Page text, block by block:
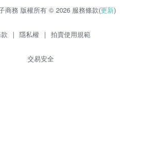
商務 版權所有 © 2026 服務條款(更新)
| 隱私權 | 拍賣使用規範
交易安全